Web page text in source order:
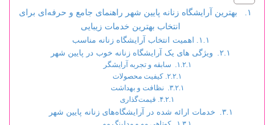
بهترین آرایشگاه زنانه پایین شهر راهنمای جامع و حرفه‌ای برای
انتخاب بهترین خدمات زیبایی
اهمیت انتخاب آرایشگاه زنانه مناسب
ویژگی های یک آرایشگاه زنانه خوب در پایین شهر
سابقه و تجربه آرایشگر
کیفیت محصولات
نظافت و بهداشت
قیمت‌گذاری
خدمات ارائه شده در آرایشگاه‌های زنانه پایین شهر